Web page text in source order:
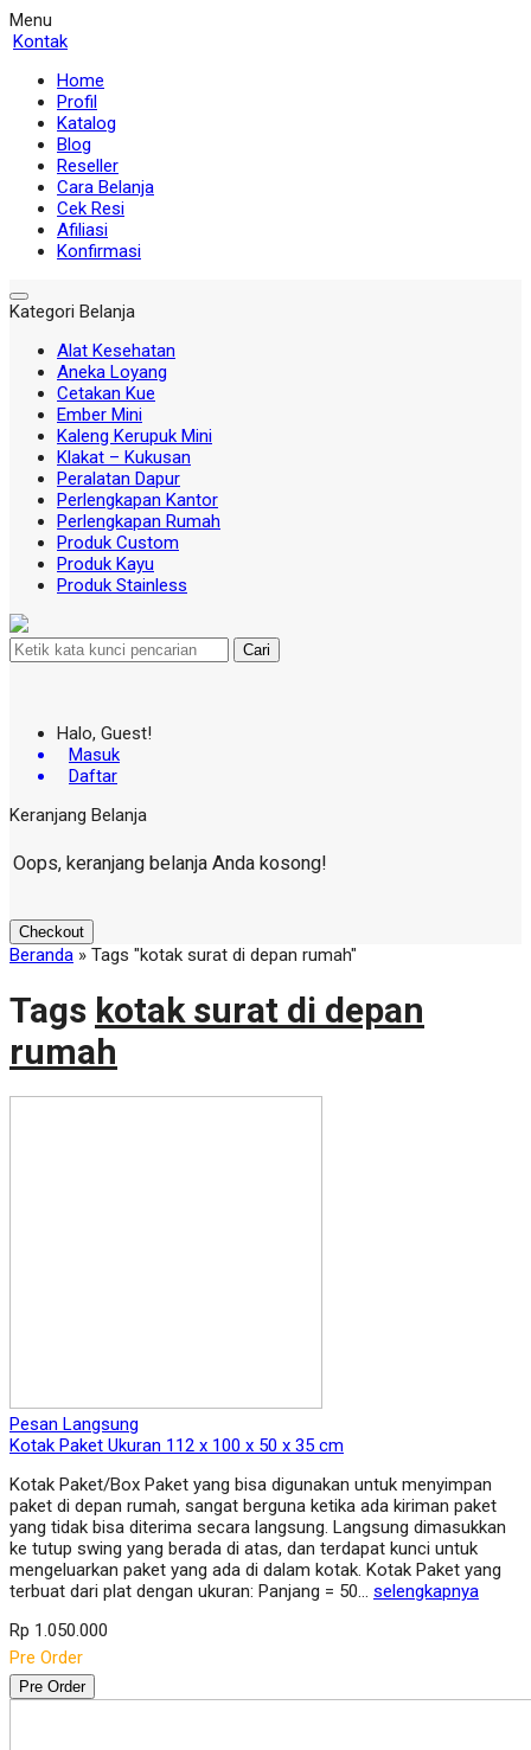
Menu
Kontak
Home
Profil
Katalog
Blog
Reseller
Cara Belanja
Cek Resi
Afiliasi
Konfirmasi
Kategori Belanja
Alat Kesehatan
Aneka Loyang
Cetakan Kue
Ember Mini
Kaleng Kerupuk Mini
Klakat – Kukusan
Peralatan Dapur
Perlengkapan Kantor
Perlengkapan Rumah
Produk Custom
Produk Kayu
Produk Stainless
Cari
Halo, Guest!
Masuk
Daftar
Keranjang Belanja
Oops, keranjang belanja Anda kosong!
Checkout
Beranda » Tags "kotak surat di depan rumah"
Tags kotak surat di depan
rumah
Pesan Langsung
Kotak Paket Ukuran 112 x 100 x 50 x 35 cm
Kotak Paket/Box Paket yang bisa digunakan untuk menyimpan
paket di depan rumah, sangat berguna ketika ada kiriman paket
yang tidak bisa diterima secara langsung. Langsung dimasukkan
ke tutup swing yang berada di atas, dan terdapat kunci untuk
mengeluarkan paket yang ada di dalam kotak. Kotak Paket yang
terbuat dari plat dengan ukuran: Panjang = 50… selengkapnya
Rp 1.050.000
Pre Order
Pre Order